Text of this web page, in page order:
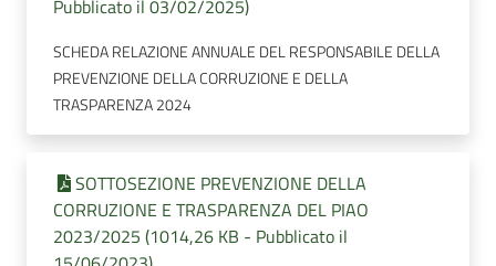
Pubblicato il 03/02/2025)
SCHEDA RELAZIONE ANNUALE DEL RESPONSABILE DELLA
PREVENZIONE DELLA CORRUZIONE E DELLA
TRASPARENZA 2024
SOTTOSEZIONE PREVENZIONE DELLA
CORRUZIONE E TRASPARENZA DEL PIAO
2023/2025 (1014,26 KB - Pubblicato il